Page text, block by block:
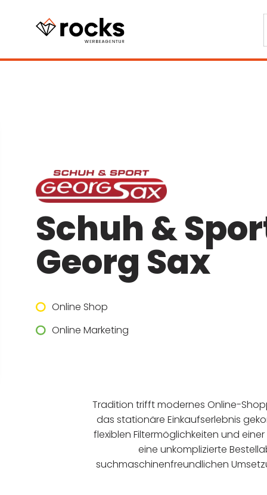
Schuh &
Georg Sax
Online Shop
Online Marketing
Tradition trifft modernes Online-
das stationäre Einkaufserlebnis
flexiblen Filtermöglichkeiten und
eine unkomplizierte
suchmaschinenfreundlichen